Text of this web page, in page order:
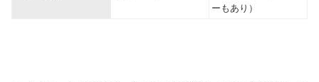
ーもあり）